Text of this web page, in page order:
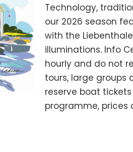
Technology,
our 2026 season
with the
illuminations. Info
hourly and do not
tours, large groups
reserve boat
programme, prices